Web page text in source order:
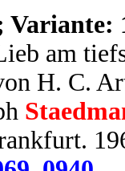
Variante:
am
H. C.